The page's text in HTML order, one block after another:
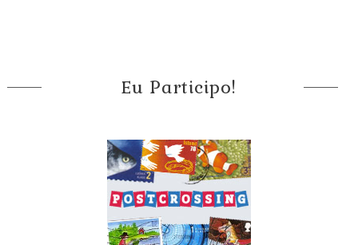
Eu Participo!